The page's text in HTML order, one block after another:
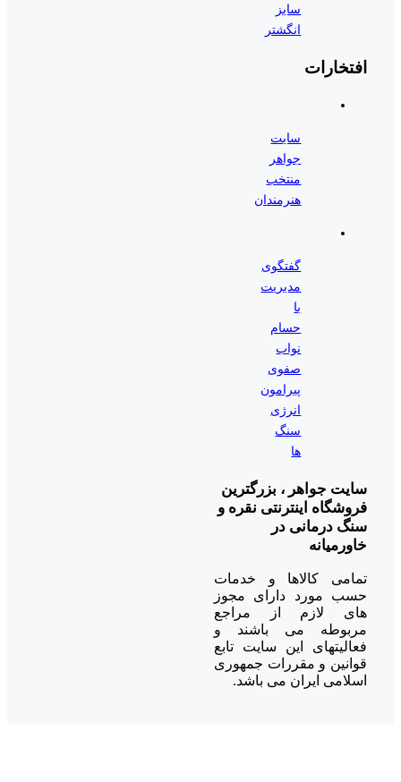
انگشتر
افتخارات
سایت
جواهر
منتخب
هنرمندان
گفتگوی
مدیریت
حسام
صفوی
پیرامون
انرژی
سایت جواهر ، بزرگترین
فروشگاه اینترنتی نقره و
سنگ درمانی در
خاورمیانه
تمامی کالاها و خدمات
حسب مورد دارای مجوز
های لازم از مراجع
مربوطه می باشند و
فعالیتهای این سایت تابع
قوانین و مقررات جمهوری
اسلامی ایران می باشد.